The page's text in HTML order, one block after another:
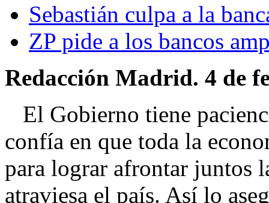
Sebastián culpa a la
ZP pide a los bancos
Redacción Madrid. 4 de
El Gobierno tiene
confía en que toda la
para lograr afrontar juntos
atraviesa el país. Así lo